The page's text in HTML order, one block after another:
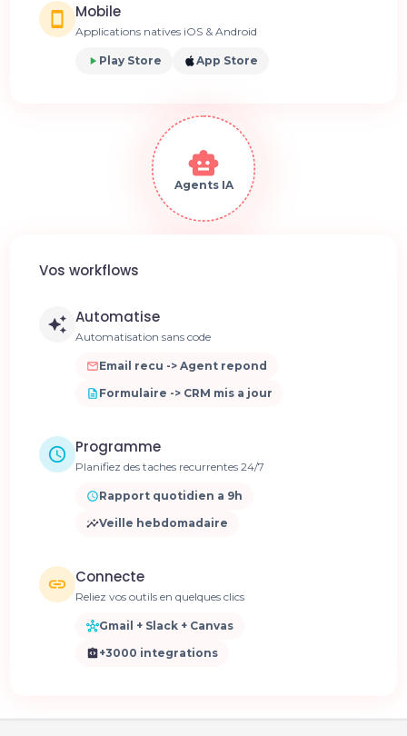
Mobile
Applications natives iOS & Android
Play Store App Store
Agents IA
Vos workflows
Automatise
Automatisation sans code
Email recu -> Agent repond
Formulaire -> CRM mis a jour
Programme
Planifiez des taches recurrentes 24/7
Rapport quotidien a 9h
Veille hebdomadaire
Connecte
Reliez vos outils en quelques clics
Gmail + Slack + Canvas
+3000 integrations